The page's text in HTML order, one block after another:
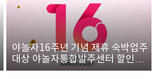
야놀자16주년 기념 제휴 숙박업주
대상 야놀자통합발주센터 할인쿠
폰 증정